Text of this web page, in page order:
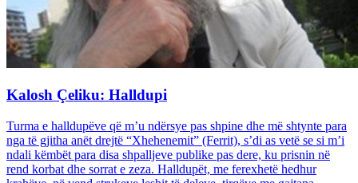
Kalosh Çeliku: Halldupi
Turma e halldupëve që m’u ndërsye pas shpine dhe më shtynte para
nga të gjitha anët drejtë “Xhehenemit” (Ferrit), s’di as vetë se si m’i
ndali këmbët para disa shpalljeve publike pas dere, ku prisnin në
rend korbat dhe sorrat e zeza. Halldupët, me ferexhetë hedhur